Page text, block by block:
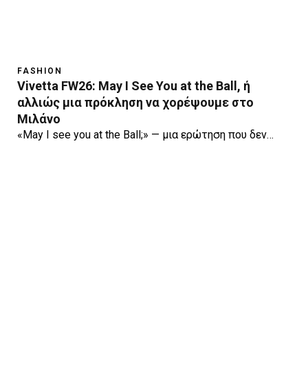
FASHION
Vivetta FW26: May I See You at the Ball, ή
αλλιώς μια πρόκληση να χορέψουμε στο
Μιλάνο
«May I see you at the Ball;» — μια ερώτηση που δεν…